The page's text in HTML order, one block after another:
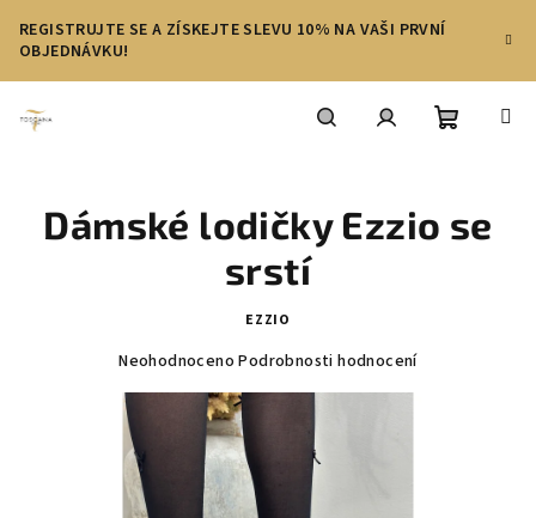
obsah
REGISTRUJTE SE A ZÍSKEJTE SLEVU 10% NA VAŠI PRVNÍ
OBJEDNÁVKU!
košík
Dámské lodičky Ezzio se
srstí
EZZIO
Neohodnoceno Podrobnosti hodnocení